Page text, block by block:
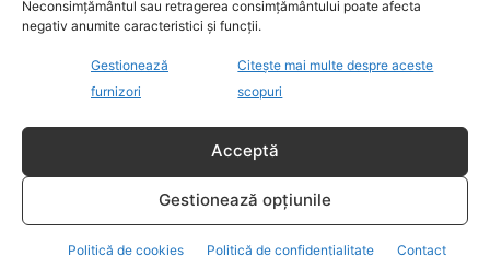
Neconsimțământul sau retragerea consimțământului poate afecta
negativ anumite caracteristici și funcții.
Gestionează
furnizori
Citește mai multe despre aceste
scopuri
Acceptă
Gestionează opțiunile
Politică de cookies Politică de confidențialitate Contact
Ultimele știri
intentat plângerea penală
Guvernul pregătește măsuri pentru criza energetică.
Planuri de limitare a consumului industrial